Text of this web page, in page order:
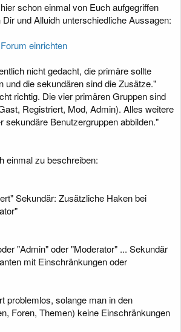
schon einmal von Euch aufgegriffen
und Alluidh unterschiedliche Aussagen:
einrichten
nicht gedacht, die primäre sollte
und die sekundären sind die Zusätze."
richtig. Die vier primären Gruppen sind
Registriert, Mod, Admin). Alles weitere
sekundäre Benutzergruppen abbilden."
einmal zu beschreiben:
Sekundär: Zusätzliche Haken bei
"Admin" oder "Moderator" ... Sekundär
mit Einschränkungen oder
problemlos, solange man in den
Foren, Themen) keine Einschränkungen